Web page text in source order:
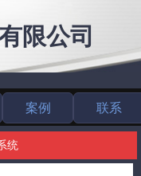
限公司
案例 联系
统